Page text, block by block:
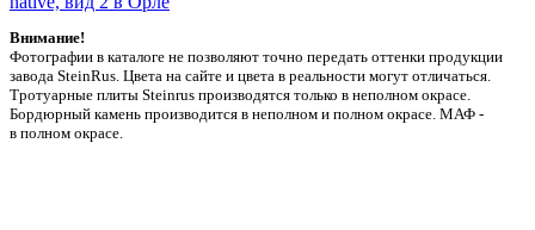
Внимание!
Фотографии в каталоге не позволяют точно передать оттенки продукции
заводa SteinRus. Цвета на сайте и цвета в реальности могут отличаться.
Тротуарные плиты Steinrus производятся только в неполном окрасе.
Бордюрный камень производится в неполном и полном окрасе. МАФ -
в полном окрасе.